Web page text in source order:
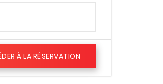
À LA RÉSERVATION